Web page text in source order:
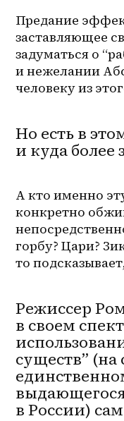
Предание
заставляющее
задуматься о
и нежелании
человеку из
Но есть в
и куда более
А кто именно
конкретно
горбу? Цари?
то
Режиссер
в своем
существ”
в России)